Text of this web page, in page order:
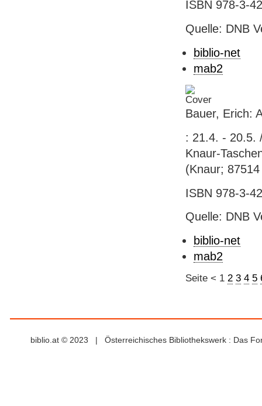
ISBN 978-3-
Quelle: DNB
biblio-net
mab2
Bauer, Erich:
: 21.4. - 20.5.
Knaur-
(Knaur;
ISBN 978-3-
Quelle: DNB
biblio-net
mab2
Seite < 1 2 3 4 5
biblio.at © 2023 | Österreichisches Bibliothekswerk : Das